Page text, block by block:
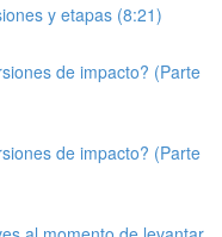
y etapas (8:21)
de impacto? (Parte
de impacto? (Parte